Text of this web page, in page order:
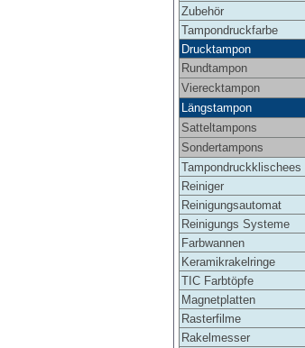
Zubehör
Tampondruckfarbe
Drucktampon
Rundtampon
Vierecktampon
Längstampon
Satteltampons
Sondertampons
Tampondruckklischees
Reiniger
Reinigungsautomat
Reinigungs Systeme
Farbwannen
Keramikrakelringe
TIC Farbtöpfe
Magnetplatten
Rasterfilme
Rakelmesser